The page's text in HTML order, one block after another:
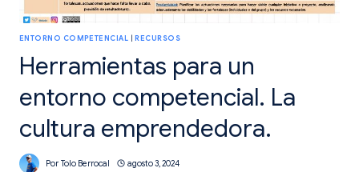
ENTORNO COMPETENCIAL |RECURSOS
Herramientas para un
entorno competencial. La
cultura emprendedora.
Por Tolo Berrocal agosto 3, 2024